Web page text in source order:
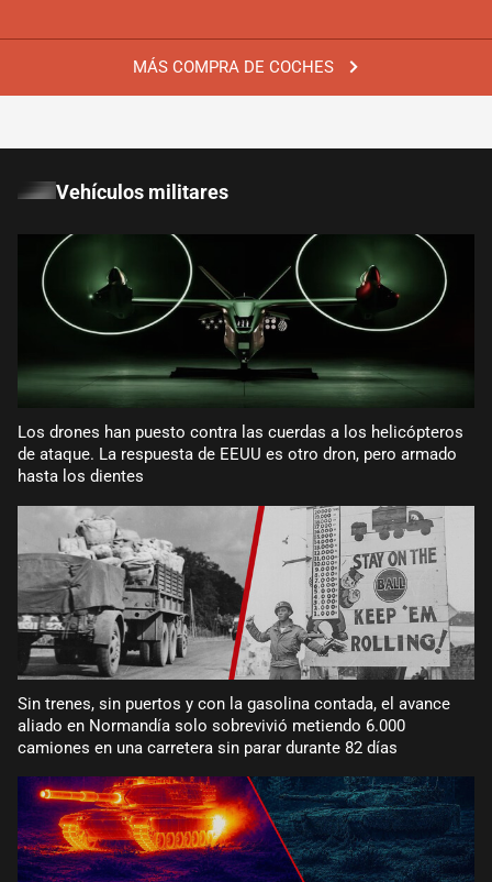
MÁS COMPRA DE COCHES
Vehículos militares
Los drones han puesto contra las cuerdas a los helicópteros
de ataque. La respuesta de EEUU es otro dron, pero armado
hasta los dientes
Sin trenes, sin puertos y con la gasolina contada, el avance
aliado en Normandía solo sobrevivió metiendo 6.000
camiones en una carretera sin parar durante 82 días